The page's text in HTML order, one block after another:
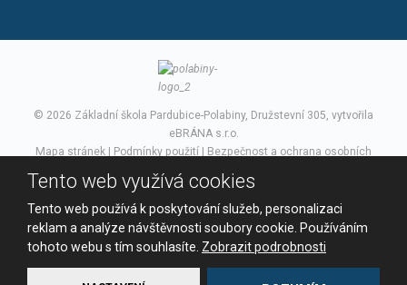
© 2026 Základní škola Pardubice-Polabiny, Družstevní 305, vytvořila
eBRÁNA s.r.o.
Mapa stránek
Podmínky použití
Bezpečnost a ochrana osobních
zásady ochrany osobních údajů
smluvní podmínky
Tento web využívá cookies
Tento web používá k poskytování služeb, personalizaci
reklam a analýze návštěvnosti soubory cookie. Používáním
tohoto webu s tím souhlasíte. Zobrazit podrobnosti